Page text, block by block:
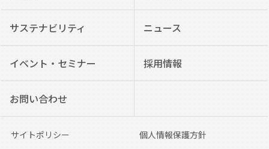
サステナビリティ ニュース
イベント・セミナー 採用情報
お問い合わせ
サイトポリシー
個人情報保護方針